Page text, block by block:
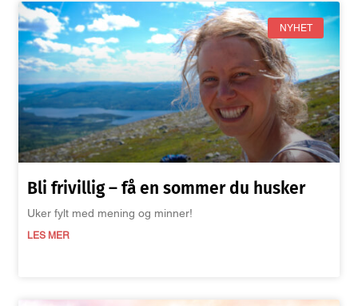
NYHET
Bli frivillig – få en sommer du husker
Uker fylt med mening og minner!
LES MER